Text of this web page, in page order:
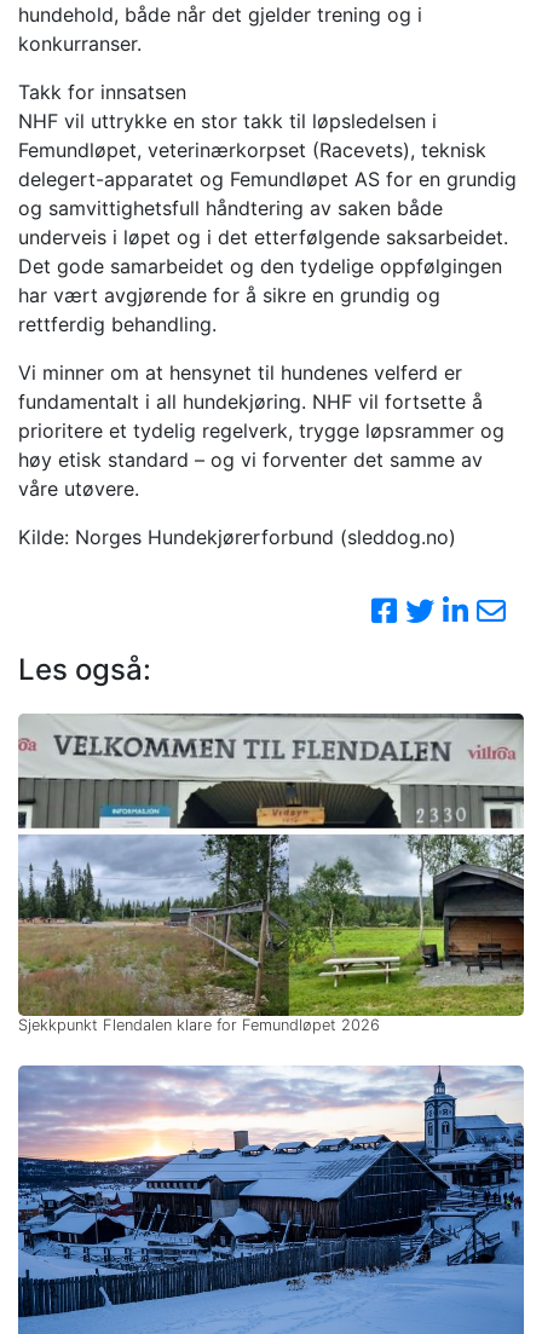
hundehold, både når det gjelder trening og i
konkurranser.
Takk for innsatsen
NHF vil uttrykke en stor takk til løpsledelsen i
Femundløpet, veterinærkorpset (Racevets), teknisk
delegert-apparatet og Femundløpet AS for en grundig
og samvittighetsfull håndtering av saken både
underveis i løpet og i det etterfølgende saksarbeidet.
Det gode samarbeidet og den tydelige oppfølgingen
har vært avgjørende for å sikre en grundig og
rettferdig behandling.
Vi minner om at hensynet til hundenes velferd er
fundamentalt i all hundekjøring. NHF vil fortsette å
prioritere et tydelig regelverk, trygge løpsrammer og
høy etisk standard – og vi forventer det samme av
våre utøvere.
Kilde: Norges Hundekjørerforbund (sleddog.no)
Les også:
Sjekkpunkt Flendalen klare for Femundløpet 2026